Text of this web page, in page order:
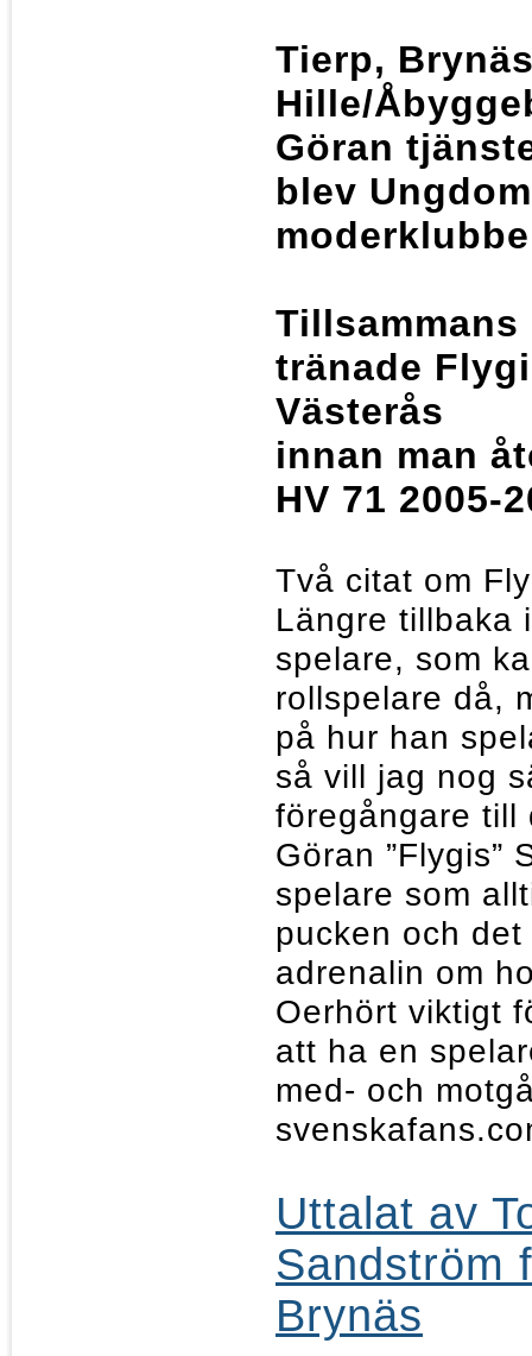
Tierp,
Hille/
Göran
blev
Tillsammans
tränade
Västerås
innan man
HV 71 2005-
Två citat om
Längre tillbaka
spelare, som
rollspelare då,
på hur han
så vill jag nog
föregångare till
Göran ”Flygis”
spelare som
pucken och
adrenalin om
Oerhört viktigt
att ha en
med- och
Uttalat av
Sandström
Brynäs